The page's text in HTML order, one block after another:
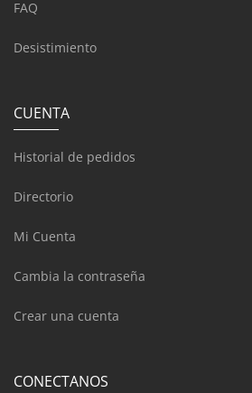
FAQ
Desistimiento
CUENTA
Historial de pedidos
Directorio
Mi Cuenta
Cambia la contraseña
Crear una cuenta
CONECTANOS